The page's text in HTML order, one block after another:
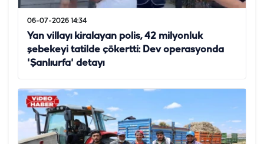
06-07-2026 14:34
Yan villayı kiralayan polis, 42 milyonluk
şebekeyi tatilde çökertti: Dev operasyonda
'Şanlıurfa' detayı